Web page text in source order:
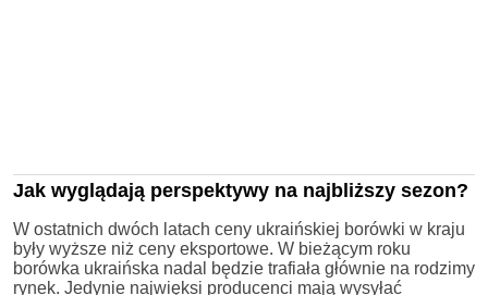
Jak wyglądają perspektywy na najbliższy sezon?
W ostatnich dwóch latach ceny ukraińskiej borówki w kraju
były wyższe niż ceny eksportowe. W bieżącym roku
borówka ukraińska nadal będzie trafiała głównie na rodzimy
rynek. Jedynie najwięksi producenci mają wysyłać